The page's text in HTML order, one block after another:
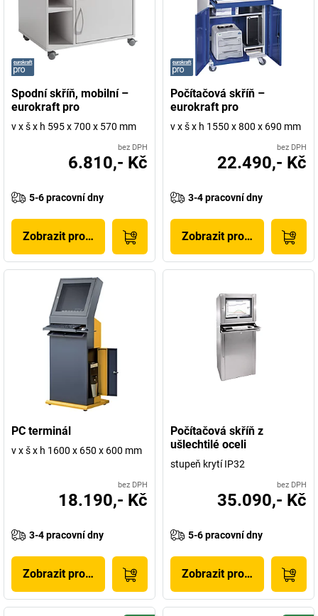
Spodní skříň, mobilní –
eurokraft pro
v x š x h 595 x 700 x 570 mm
bez DPH
6.810,- Kč
5-6 pracovní dny
Zobrazit produkt
Počítačová skříň –
eurokraft pro
v x š x h 1550 x 800 x 690 mm
bez DPH
22.490,- Kč
3-4 pracovní dny
Zobrazit produkt
PC terminál
v x š x h 1600 x 650 x 600 mm
bez DPH
18.190,- Kč
3-4 pracovní dny
Zobrazit produkt
Počítačová skříň z
ušlechtilé oceli
stupeň krytí IP32
bez DPH
35.090,- Kč
5-6 pracovní dny
Zobrazit produkt